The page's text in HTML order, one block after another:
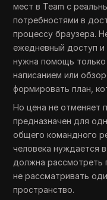
мест в Team с
потребностями в
процессу браузера.
ежедневный доступ
нужна помощь только
написанием или
формировать план,
Но цена не отменяет
предназначен для
общего командного
человека нуждается
должна
не рассматривать
пространство.